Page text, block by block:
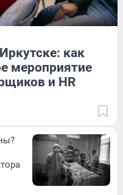
как
мероприятие
и HR